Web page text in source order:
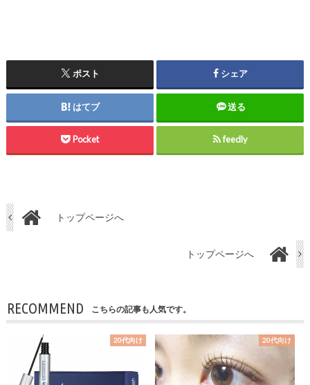
ポスト シェア
はてブ 送る
Pocket feedly
トップページへ
トップページへ
RECOMMEND こちらの記事も人気です。
20代向け 20代向け